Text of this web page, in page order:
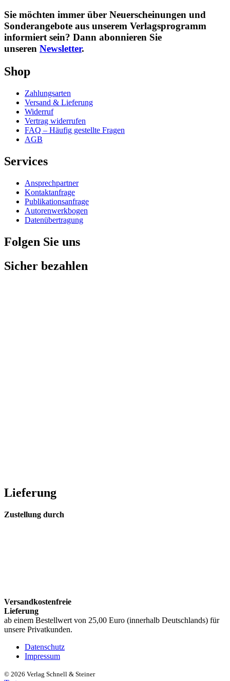
Sie möchten immer über Neuerscheinungen und
Sonderangebote aus unserem Verlagsprogramm
informiert sein? Dann abonnieren Sie
unseren Newsletter.
Shop
Zahlungsarten
Versand & Lieferung
Widerruf
Vertrag widerrufen
FAQ – Häufig gestellte Fragen
AGB
Services
Ansprechpartner
Kontaktanfrage
Publikationsanfrage
Autorenwerkbogen
Datenübertragung
Folgen Sie uns
Sicher bezahlen
Lieferung
Zustellung durch
Versandkostenfreie
Lieferung
ab einem Bestellwert von 25,00 Euro (innerhalb Deutschlands) für
unsere Privatkunden.
Datenschutz
Impressum
© 2026 Verlag Schnell & Steiner